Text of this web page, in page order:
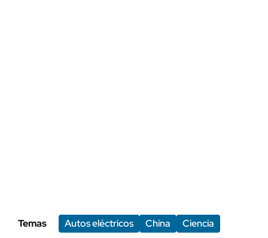
Temas Autos eléctricos China Ciencia